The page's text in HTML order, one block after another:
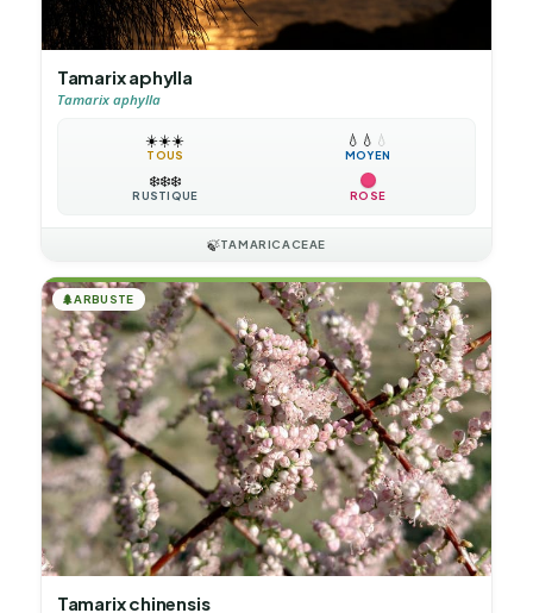
Tamarix aphylla
Tamarix aphylla
☀️☀️☀️
TOUS
💧 💧 💧
MOYEN
❄️❄️❄️
RUSTIQUE ROSE
🍃TAMARICACEAE
🌲ARBUSTE
Tamarix chinensis